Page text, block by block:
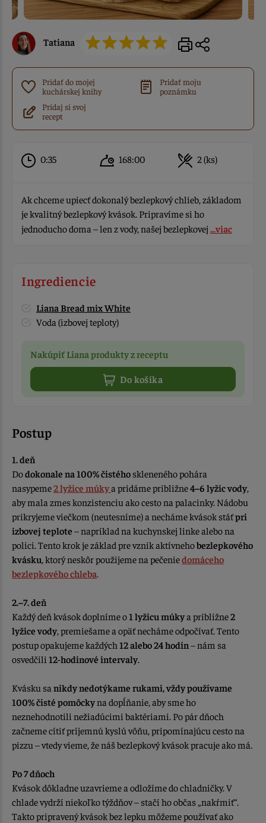
Tatiana
Pridať do mojej
kuchárskej knihy
Pridať moju
poznámku
Pridaj si svoj
recept
0:35 168:00 2 (ks)
Ak chceme upiecť dokonalý bezlepkový chlieb, základom
je kvalitný bezlepkový kvások. Pripravíme si ho
jednoducho doma – len z vody, našej bezlepkovej ...viac
Ingrediencie
Liana Bread mix White
Voda (izbovej teploty)
Nakúpiť Liana produkty z receptu
Do košíka
Postup
1. deň
Dodokonale na 100% čistého skleneného pohára
nasypeme2 lyžice múkya pridáme približne4–6 lyžíc vody,
aby mala zmes konzistenciu ako cesto na palacinky. Nádobu
prikryjeme viečkom (neutesníme) a necháme kvások stáťpri
izbovej teplote – napríklad na kuchynskej linke alebo na
polici. Tento krok je základ pre vznik aktívnehobezlepkového
kvásku, ktorý neskôr použijeme na pečeniedomáceho
bezlepkového chleba.
2.–7. deň
Každý deň kvások doplníme o1 lyžicu múkya približne2
lyžice vody, premiešame a opäť necháme odpočívať. Tento
postup opakujeme každých 12 alebo 24 hodín – nám sa
osvedčili 12-hodinové intervaly.
Kvásku sa nikdy nedotýkame rukami, vždy používame
100% čisté pomôckyna dopĺňanie, aby sme ho
neznehodnotili nežiadúcimi baktériami. Po pár dňoch
začneme cítiť príjemnú kyslú vôňu, pripomínajúcu cesto na
pizzu – vtedy vieme, že náš bezlepkový kvások pracuje ako má.
Po 7 dňoch
Kvások dôkladne uzavrieme a odložíme do chladničky. V
chlade vydrží niekoľko týždňov – stačí ho občas „nakŕmiť“.
Takto pripravený kvások bez lepku môžeme používať ako